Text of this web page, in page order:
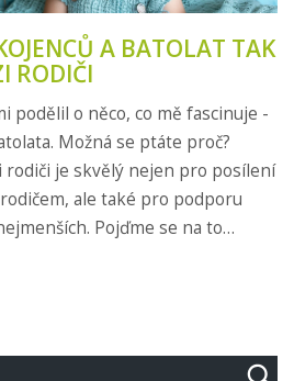
A BATOLAT TAK
RODIČI
podělil o něco, co mě fascinuje -
Možná se ptáte proč?
je skvělý nejen pro posílení
ale také pro podporu
Pojďme se na to